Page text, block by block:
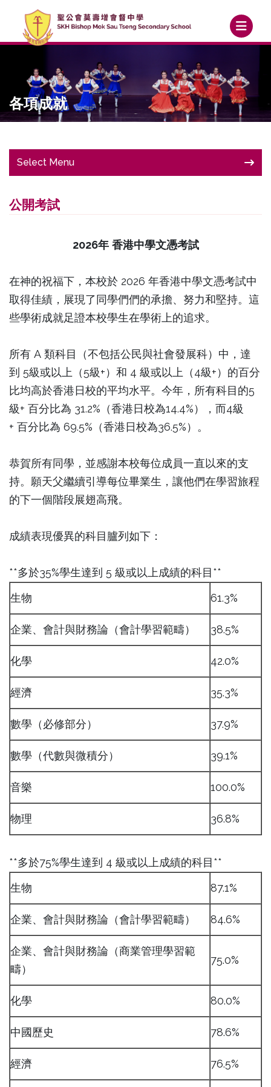
各項成就
Select Menu
公開考試
2026年 香港中學文憑考試
在神的祝福下，本校於 2026 年香港中學文憑考試中
取得佳績，展現了同學們們的承擔、努力和堅持。這
些學術成就足證本校學生在學術上的追求。
所有 A 類科目（不包括公民與社會發展科）中，達
到 5級或以上（5級+）和 4 級或以上（4級+）的百分
比均高於香港日校的平均水平。今年，所有科目的5
級+ 百分比為 31.2%（香港日校為14.4%），而4級
+ 百分比為 69.5%（香港日校為36.5%）。
恭賀所有同學，並感謝本校每位成員一直以來的支
持。願天父繼續引導每位畢業生，讓他們在學習旅程
的下一個階段展翅高飛。
成績表現優異的科目臚列如下：
**多於35%學生達到 5 級或以上成績的科目**
生物
61.3%
企業、會計與財務論（會計學習範疇） 38.5%
化學 42.0%
經濟 35.3%
數學（必修部分） 37.9%
數學（代數與微積分） 39.1%
音樂 100.0%
物理 36.8%
**多於75%學生達到 4 級或以上成績的科目**
生物
87.1%
企業、會計與財務論（會計學習範疇） 84.6%
企業、會計與財務論（商業管理學習範
疇）
75.0%
化學 80.0%
中國歷史 78.6%
經濟 76.5%